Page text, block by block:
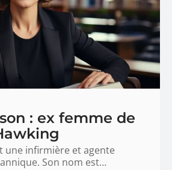
: ex femme de
une infirmière et agente
Son nom est…